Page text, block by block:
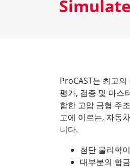
ProCAST는 최고
평가, 검증 및 마스
함한 고압 금형 주
고에 이르는, 자동
니다.
첨단 물리학
대부분의 합